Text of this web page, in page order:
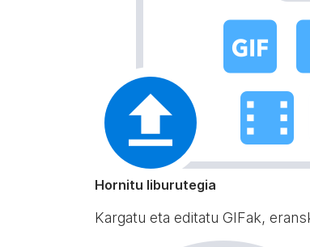
Hornitu liburutegia
Kargatu eta editatu GIFak,